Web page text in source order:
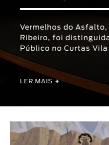
Animar
< / >
Ficção
Animação
Experimental
Vermelhos do
Ribeiro, foi
Público no Curtas Vila
LER MAIS +